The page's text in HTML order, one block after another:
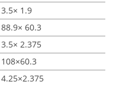
3.5× 1.9
88.9× 60.3
3.5× 2.375
108×60.3
4.25×2.375